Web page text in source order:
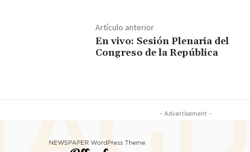
Artículo anterior
En vivo: Sesión Plenaria del
Congreso de la República
- Advertisement -